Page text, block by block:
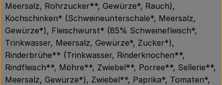
Meersalz, Rohrzucker**, Gewürze*, Rauch),
Kochschinken* (Schweineunterschale*, Meersalz,
Gewürze*), Fleischwurst* (85% Schweinefleisch*,
Trinkwasser, Meersalz, Gewürze*, Zucker*),
Rinderbrühe** (Trinkwasser, Rinderknochen**,
Rindfleisch**, Möhre**, Zwiebel**, Porree**, Sellerie**,
Meersalz, Gewürze*), Zwiebel**, Paprika*, Tomaten*,